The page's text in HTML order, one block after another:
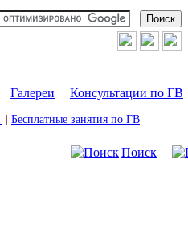
Галереи Консультации по ГВ
Бесплатные занятия по ГВ
Поиск